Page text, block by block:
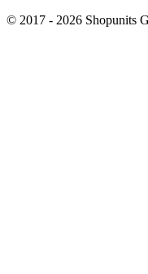
© 2017 - 2026 Shopunits